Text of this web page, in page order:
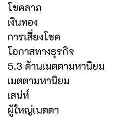
โชคลาภ
เงินทอง
การเสี่ยงโชค
โอกาสทางธุรกิจ
5.3 ด้านเมตตามหานิยม
เมตตามหานิยม
เสน่ห์
ผู้ใหญ่เมตตา